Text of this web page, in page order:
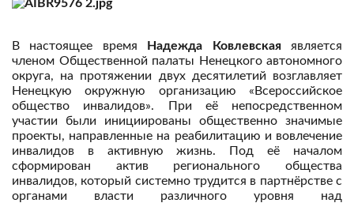
В настоящее время Надежда Ковлевскаяявляется
членом Общественной палаты Ненецкого автономного
округа, на протяжении двух десятилетий возглавляет
Ненецкую окружную организацию «Всероссийское
общество инвалидов». При её непосредственном
участии были инициированы общественно значимые
проекты, направленные на реабилитацию и вовлечение
инвалидов в активную жизнь. Под её началом
сформирован актив регионального общества
инвалидов, который системно трудится в партнёрстве с
органами власти различного уровня над